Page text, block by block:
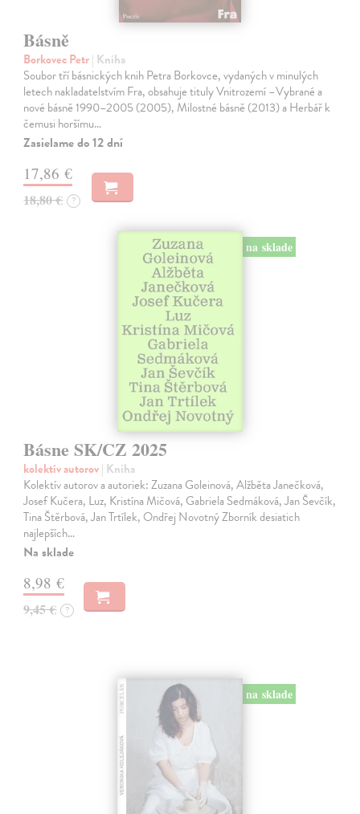
Básně
Borkovec Petr| Kniha
Soubor tří básnických knih Petra Borkovce, vydaných v minulých
letech nakladatelstvím Fra, obsahuje tituly Vnitrozemí –Vybrané a
nové básně 1990–2005 (2005), Milostné básně (2013) a Herbář k
čemusi horšímu…
Zasielame do 12 dní
17,86 €
18,80 € ?
na sklade
Básne SK/CZ 2025
kolektív autorov| Kniha
Kolektív autorov a autoriek: Zuzana Goleinová, Alžběta Janečková,
Josef Kučera, Luz, Kristína Mičová, Gabriela Sedmáková, Jan Ševčík,
Tina Štěrbová, Jan Trtílek, Ondřej Novotný Zborník desiatich
najlepších…
Na sklade
8,98 €
9,45 € ?
na sklade